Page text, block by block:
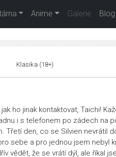
Anime Galerie Blog
Klasika (18+)
ho jinak kontaktovat, Taichi!
i s telefonem po zádech na
Třetí den, co se Silvien nevrátil
sebe a pro jednou jsem nebyl
vědět, že se vrátí dýl, ale říkal